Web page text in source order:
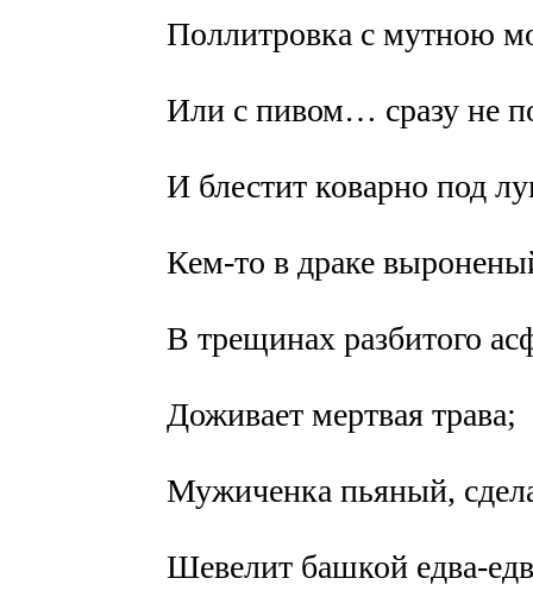
Поллитровка с мутною
Или с пивом… сразу не
И блестит коварно под
Кем-то в драке
В трещинах разбитого
Доживает мертвая трава;
Мужиченка пьяный,
Шевелит башкой едва-